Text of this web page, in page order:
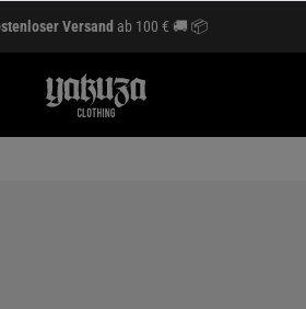
Versand ab 100 € 🚚 📦